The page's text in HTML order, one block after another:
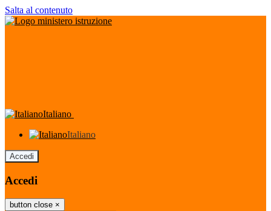
Salta al contenuto
Italiano
Italiano
Accedi
Accedi
button close ×